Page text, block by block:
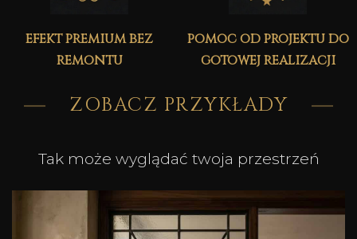
efekt premium bez
remontu
pomoc od projektu do
gotowej realizacji
ZOBACZ PRZYKŁADY
Tak może wyglądać twoja przestrzeń